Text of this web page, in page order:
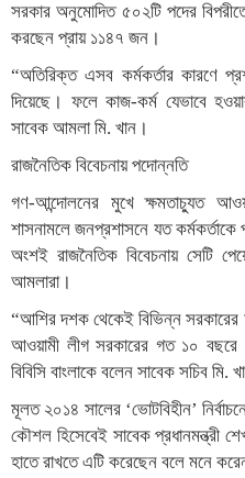
সরকার অনুমোদিত ৫০২টি পদের
করছেন প্রায় ১১৪৭ জন।
“অতিরিক্ত এসব কর্মকর্তার কারণে
দিয়েছে। ফলে কাজ-কর্ম যেভাবে
সাবেক আমলা মি. খান।
রাজনৈতিক বিবেচনায় পদোন্নতি
গণ-আন্দোলনের মুখে ক্ষমতাচ্যুত
শাসনামলে জনপ্রশাসনে যত
অংশই রাজনৈতিক বিবেচনায় সেটি
আমলারা।
“আশির দশক থেকেই বিভিন্ন
আওয়ামী লীগ সরকারের গত ১০ বছরে
বিবিসি বাংলাকে বলেন সাবেক সচিব মি.
মূলত ২০১৪ সালের ‘ভোটবিহীন’
কৌশল হিসেবেই সাবেক প্রধানমন্ত্রী
হাতে রাখতে এটি করেছেন বলে মনে